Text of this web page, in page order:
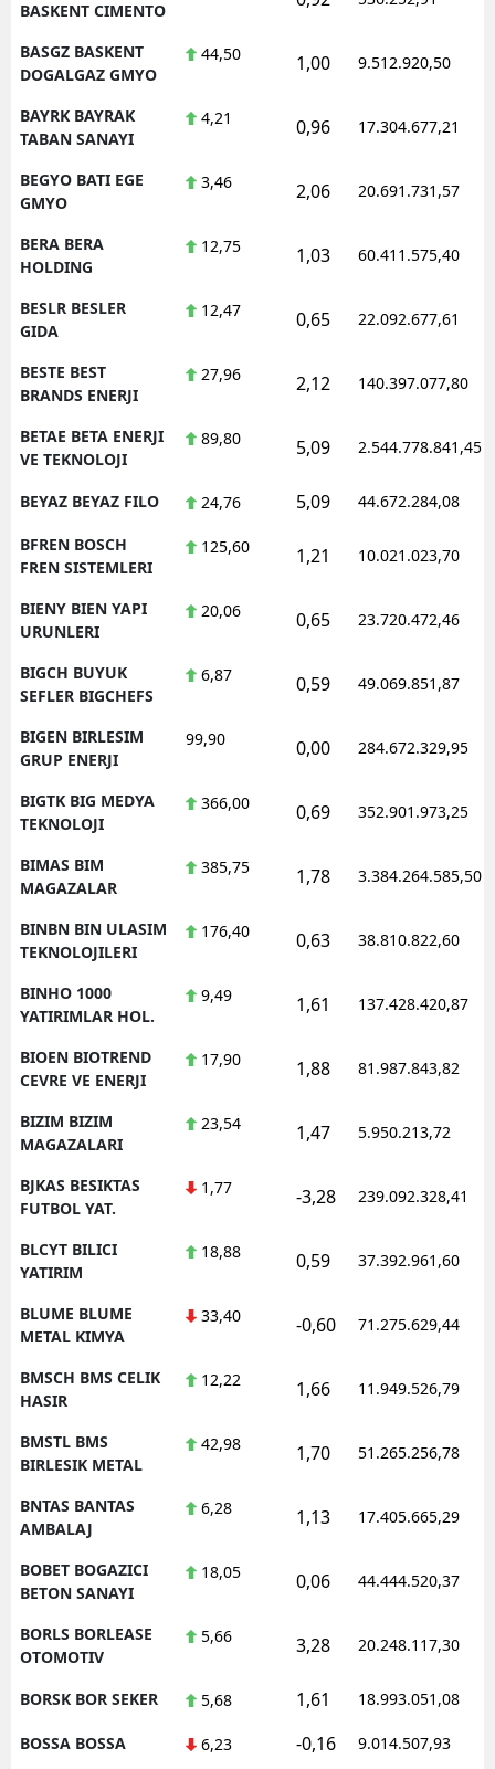
BASKENT CIMENTO
BASGZ BASKENT
DOGALGAZ GMYO
44,50 1,00 9.512.920,50
BAYRK BAYRAK
TABAN SANAYI
4,21 0,96 17.304.677,21
BEGYO BATI EGE
GMYO
3,46 2,06 20.691.731,57
BERA BERA
HOLDING
12,75 1,03 60.411.575,40
BESLR BESLER
GIDA
12,47 0,65 22.092.677,61
BESTE BEST
BRANDS ENERJI
27,96 2,12 140.397.077,80
BETAE BETA ENERJI
VE TEKNOLOJI
89,80 5,09 2.544.778.841,45
BEYAZ BEYAZ FILO 24,76 5,09 44.672.284,08
BFREN BOSCH
FREN SISTEMLERI
125,60 1,21 10.021.023,70
BIENY BIEN YAPI
URUNLERI
20,06 0,65 23.720.472,46
BIGCH BUYUK
SEFLER BIGCHEFS
6,87 0,59 49.069.851,87
BIGEN BIRLESIM
GRUP ENERJI
99,90 0,00 284.672.329,95
BIGTK BIG MEDYA
TEKNOLOJI
366,00 0,69 352.901.973,25
BIMAS BIM
MAGAZALAR
385,75 1,78 3.384.264.585,50
BINBN BIN ULASIM
TEKNOLOJILERI
176,40 0,63 38.810.822,60
BINHO 1000
YATIRIMLAR HOL.
9,49 1,61 137.428.420,87
BIOEN BIOTREND
CEVRE VE ENERJI
17,90 1,88 81.987.843,82
BIZIM BIZIM
MAGAZALARI
23,54 1,47 5.950.213,72
BJKAS BESIKTAS
FUTBOL YAT.
1,77 -3,28 239.092.328,41
BLCYT BILICI
YATIRIM
18,88 0,59 37.392.961,60
BLUME BLUME
METAL KIMYA
33,40 -0,60 71.275.629,44
BMSCH BMS CELIK
HASIR
12,22 1,66 11.949.526,79
BMSTL BMS
BIRLESIK METAL
42,98 1,70 51.265.256,78
BNTAS BANTAS
AMBALAJ
6,28 1,13 17.405.665,29
BOBET BOGAZICI
BETON SANAYI
18,05 0,06 44.444.520,37
BORLS BORLEASE
OTOMOTIV
5,66 3,28 20.248.117,30
BORSK BOR SEKER 5,68 1,61 18.993.051,08
BOSSA BOSSA 6,23 -0,16 9.014.507,93